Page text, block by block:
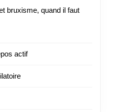
bruxisme, quand il faut
actif